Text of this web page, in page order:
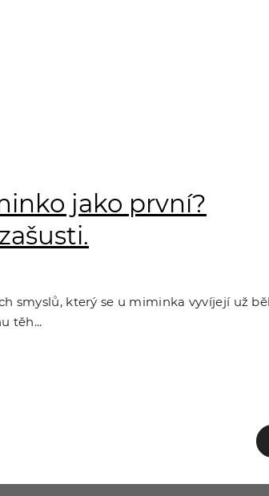
jako první?
smyslů, který se u miminka vyvíjejí už
těh...